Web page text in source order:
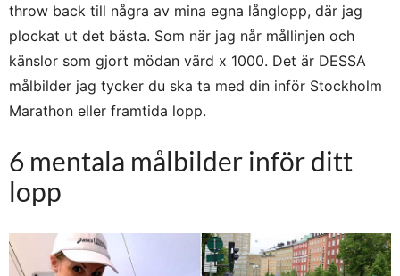
throw back till några av mina egna långlopp, där jag
plockat ut det bästa. Som när jag når mållinjen och
känslor som gjort mödan värd x 1000. Det är DESSA
målbilder jag tycker du ska ta med din inför Stockholm
Marathon eller framtida lopp.
6 mentala målbilder inför ditt
lopp